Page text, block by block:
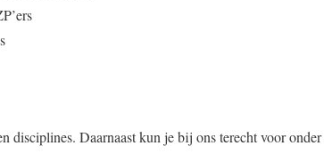
disciplines. Daarnaast kun je bij ons terecht voor onder